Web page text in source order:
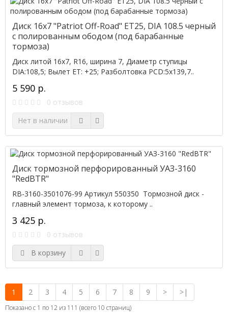
Диск 16х7 "Patriot Off-Road" ET25, DIA 108.5 черный
с полированным ободом (под барабанные
тормоза)
Диск литой 16х7, R16, ширина 7, Диаметр ступицы
DIA:108,5; Вылет ET: +25; Разболтовка PCD:5x139,7..
5 590 р.
0 отзывов
Нет в наличии
Диск тормозной перфорированный УАЗ-3160
"RedBTR"
RB-3160-3501076-99 Артикул 550350 Тормозной диск -
главный элемент тормоза, к которому ..
3 425 р.
0 отзывов
В корзину
1 2 3 4 5 6 7 8 9 > >|
Показано с 1 по 12 из 111 (всего 10 страниц)